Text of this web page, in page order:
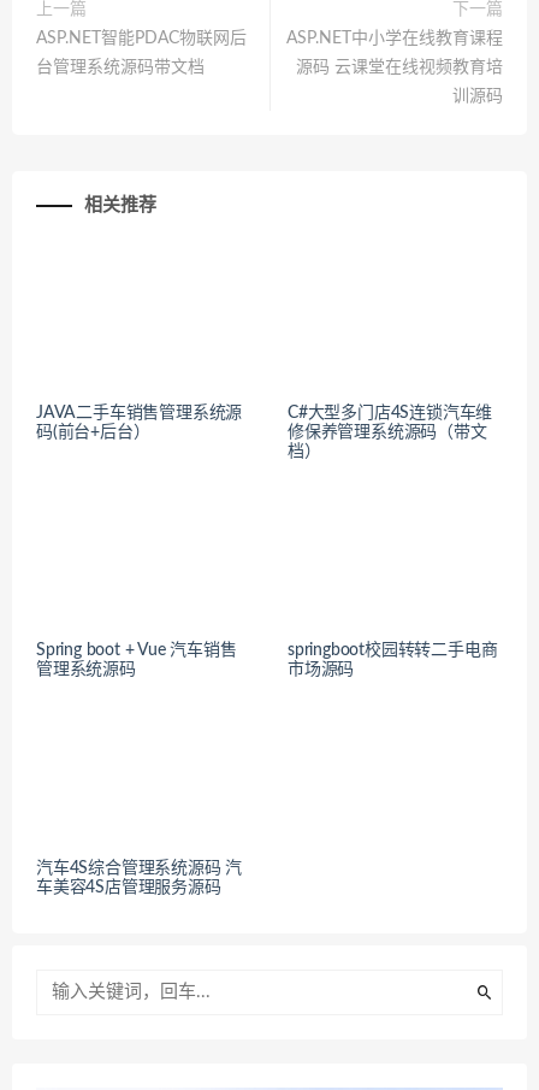
上一篇
ASP.NET智能PDAC物联网后
台管理系统源码带文档
下一篇
ASP.NET中小学在线教育课程
源码 云课堂在线视频教育培
训源码
相关推荐
JAVA二手车销售管理系统源
码(前台+后台）
C#大型多门店4S连锁汽车维
修保养管理系统源码（带文
档）
Spring boot + Vue 汽车销售
管理系统源码
springboot校园转转二手电商
市场源码
汽车4S综合管理系统源码 汽
车美容4S店管理服务源码